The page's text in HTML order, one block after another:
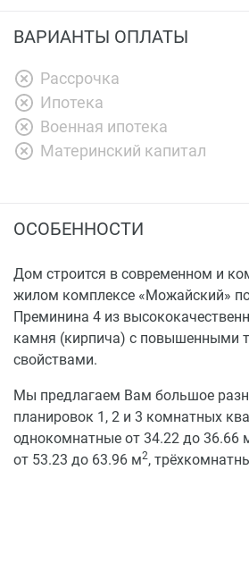
ВАРИАНТЫ ОПЛАТЫ
Рассрочка
Ипотека
Военная ипотека
Материнский капитал
ОСОБЕННОСТИ
Дом строится в современном и
жилом комплексе «Можайский»
Преминина 4 из
камня (кирпича) с повышенными
свойствами.
Мы предлагаем Вам большое
планировок 1, 2 и 3 комнатных
однокомнатные от 34.22 до 36.66
от 53.23 до 63.96 м2,